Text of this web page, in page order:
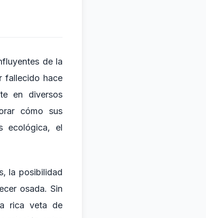
de la
fallecido hace
en diversos
cómo sus
ecológica, el
la posibilidad
osada. Sin
rica veta de